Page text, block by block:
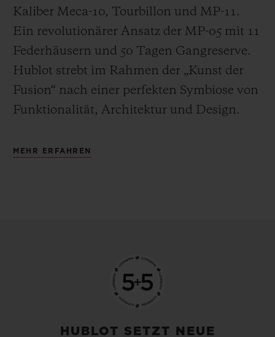
Kaliber Meca-10, Tourbillon und MP-11.
Ein revolutionärer Ansatz der MP-05 mit 11
Federhäusern und 50 Tagen Gangreserve.
Hublot strebt im Rahmen der „Kunst der
Fusion“ nach einer perfekten Symbiose von
Funktionalität, Architektur und Design.
MEHR ERFAHREN
HUBLOT SETZT NEUE